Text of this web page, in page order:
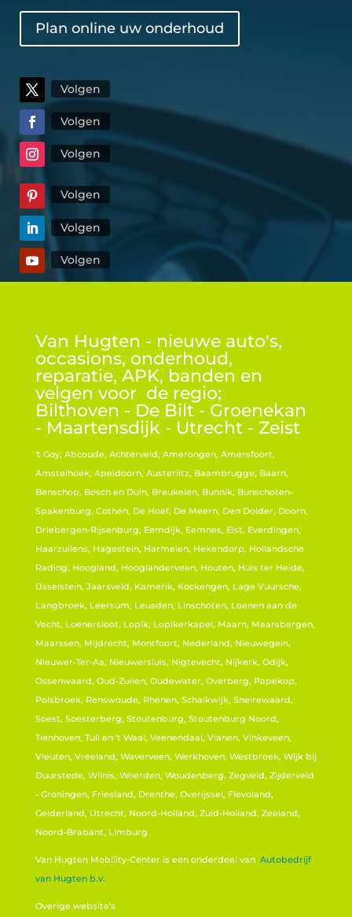
Plan online uw onderhoud
Volgen
Volgen
Volgen
Volgen
Volgen
Volgen
Van Hugten - nieuwe auto's,
occasions, onderhoud,
reparatie, APK, banden en
velgen voor de regio;
Bilthoven - De Bilt - Groenekan
- Maartensdijk - Utrecht - Zeist
't Goy, Abcoude, Achterveld, Amerongen, Amersfoort,
Amstelhoek, Apeldoorn, Austerlitz, Baambrugge, Baarn,
Benschop, Bosch en Duin, Breukelen, Bunnik, Bunschoten-
Spakenburg, Cothen, De Hoef, De Meern, Den Dolder, Doorn,
Driebergen-Rijsenburg, Eemdijk, Eemnes, Elst, Everdingen,
Haarzuilens, Hagestein, Harmelen, Hekendorp, Hollandsche
Rading, Hoogland, Hooglanderveen, Houten, Huis ter Heide,
IJsselstein, Jaarsveld, Kamerik, Kockengen, Lage Vuursche,
Langbroek, Leersum, Leusden, Linschoten, Loenen aan de
Vecht, Loenersloot, Lopik, Lopikerkapel, Maarn, Maarsbergen,
Maarssen, Mijdrecht, Montfoort, Nederland, Nieuwegein,
Nieuwer-Ter-Aa, Nieuwersluis, Nigtevecht, Nijkerk, Odijk,
Ossenwaard, Oud-Zuilen, Oudewater, Overberg, Papekop,
Polsbroek, Renswoude, Rhenen, Schalkwijk, Snelrewaard,
Soest, Soesterberg, Stoutenburg, Stoutenburg Noord,
Tienhoven, Tull en 't Waal, Veenendaal, Vianen, Vinkeveen,
Vleuten, Vreeland, Waverveen, Werkhoven, Westbroek, Wijk bij
Duurstede, Wilnis, Woerden, Woudenberg, Zegveld, Zijderveld
- Groningen, Friesland, Drenthe, Overijssel, Flevoland,
Gelderland, Utrecht, Noord-Holland, Zuid-Holland, Zeeland,
Noord-Brabant, Limburg
Van Hugten Mobility-Center is een onderdeel van Autobedrijf
van Hugten b.v.
Overige website's